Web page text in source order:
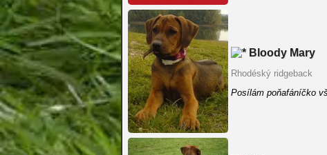
Bloody Mary
Rhodéský ridgeback
Posílám poňafáníčko